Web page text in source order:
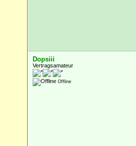
Dopsiii
Vertragsamateur
Offline